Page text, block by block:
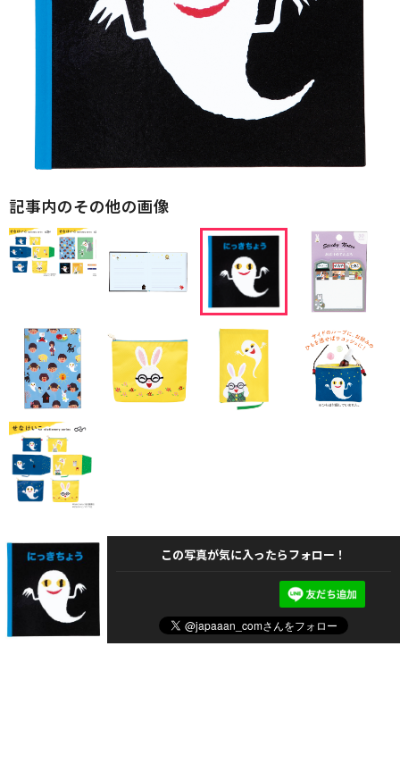
記事内のその他の画像
この写真が気に入ったらフォロー！